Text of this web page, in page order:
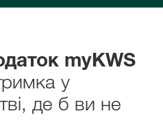
myKWS
у
де б ви не